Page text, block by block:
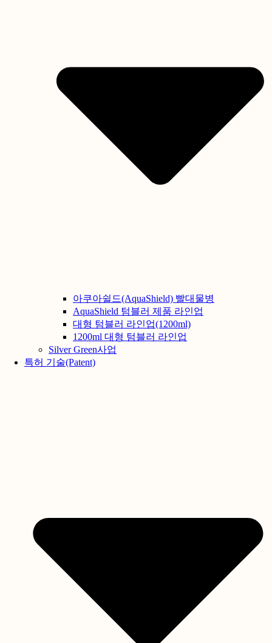
아쿠아쉴드(AquaShield) 빨대물병
AquaShield 텀블러 제품 라인업
대형 텀블러 라인업(1200ml)
1200ml 대형 텀블러 라인업
Silver Green사업
특허 기술(Patent)